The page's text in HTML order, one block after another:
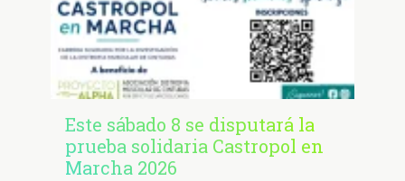
Este sábado 8 se disputará la
prueba solidaria Castropol en
Marcha 2026